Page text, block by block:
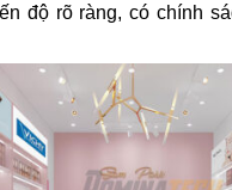
độ rõ ràng, có chính